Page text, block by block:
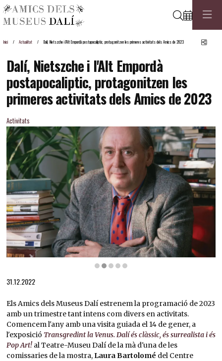
Cerca
Inici Actualitat Dalí, Nietszche i l'Alt Empordà postapocaliptic, protagonitzen les primeres activitats dels Amics de 2023
Dalí, Nietszche i l'Alt Empordà
postapocaliptic, protagonitzen les
primeres activitats dels Amics de 2023
Activitats
31.12.2022
Els Amics dels Museus Dalí estrenem la programació de 2023
amb un trimestre tant intens com divers en activitats.
Comencem l'any amb una visita guiada el 14 de gener, a
l'exposició Transgredint la Venus. Dalí és clàssic, és surrealista i és
Pop Art! al Teatre-Museu Dalí de la mà d'una de les
comissaries de la mostra,Laura Bartolomé del Centre